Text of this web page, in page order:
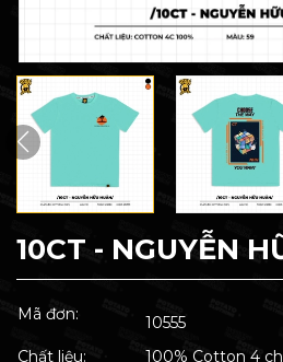
10CT - NGUYỄN
Mã đơn:
10555
Chất liệu:
100% Cotton 4